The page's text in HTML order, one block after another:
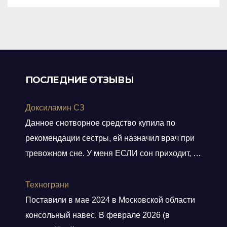
ПОСЛЕДНИЕ ОТЗЫВЫ
Доксиламин СЗ
Данное снотворное средство купила по
рекомендации сестры, ей назначил врач при
тревожном сне. У меня ЕСЛИ сон приходит, то
слово ЕСЛИ. Мне препарат хорошо помогает,
засыпаю быстро, даже утром встаю без
будильника. С утра всегда чувствую себя
Технограни
Поставили в мае 2024 в Московской области
консольный навес. В феврале 2026 (в